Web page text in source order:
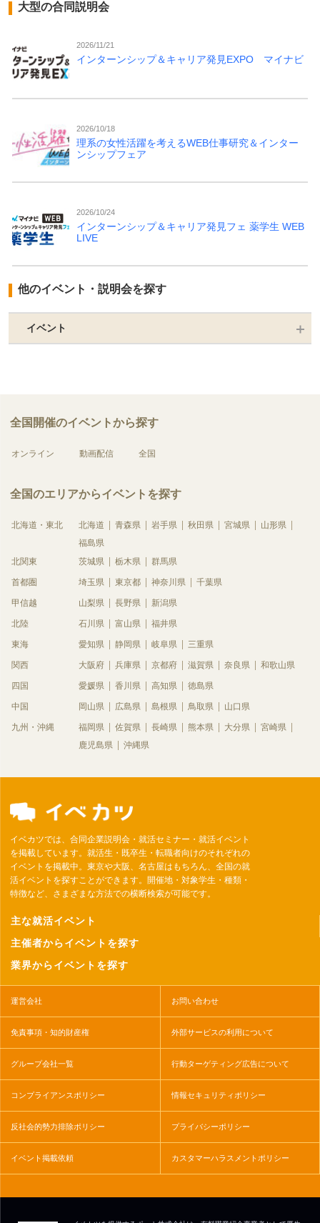
大型の合同説明会
2026/11/21
インターンシップ＆キャリア発見EXPO マイナビ
2026/10/18
理系の女性活躍を考えるWEB仕事研究＆インター
ンシップフェア
2026/10/24
インターンシップ＆キャリア発見フェ 薬学生 WEB
LIVE
他のイベント・説明会を探す
イベント
全国開催のイベントから探す
オンライン 動画配信 全国
全国のエリアからイベントを探す
北海道・東北 北海道 青森県 岩手県 秋田県 宮城県
山形県
福島県
北関東
茨城県 栃木県 群馬県
首都圏 埼玉県 東京都 神奈川県 千葉県
甲信越 山梨県 長野県 新潟県
北陸 石川県 富山県 福井県
東海 愛知県 静岡県 岐阜県 三重県
関西 大阪府 兵庫県 京都府 滋賀県 奈良県 和歌山県
四国 愛媛県 香川県 高知県 徳島県
中国 岡山県 広島県 島根県 鳥取県 山口県
九州・沖縄 福岡県 佐賀県 長崎県 熊本県 大分県
宮崎県
鹿児島県
沖縄県
イベカツでは、合同企業説明会・就活セミナー・就活イベント
を掲載しています。就活生・既卒生・転職者向けのそれぞれの
イベントを掲載中。東京や大阪、名古屋はもちろん、全国の就
活イベントを探すことができます。開催地・対象学生・種類・
特徴など、さまざまな方法での横断検索が可能です。
主な就活イベント
主催者からイベントを探す
業界からイベントを探す
運営会社 お問い合わせ
免責事項・知的財産権 外部サービスの利用について
グループ会社一覧 行動ターゲティング広告について
コンプライアンスポリシー 情報セキュリティポリシー
反社会的勢力排除ポリシー プライバシーポリシー
イベント掲載依頼 カスタマーハラスメントポリシー